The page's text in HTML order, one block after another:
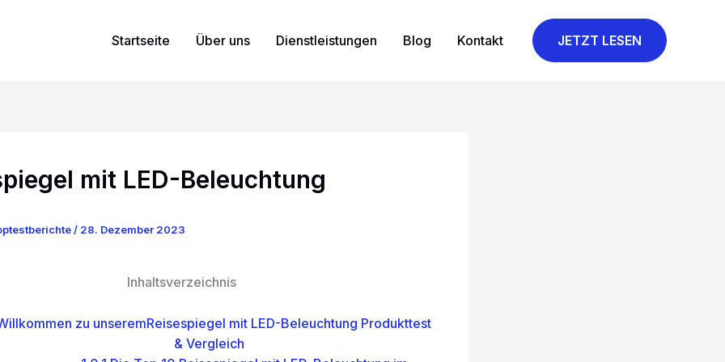
Startseite Über uns Dienstleistungen Blog Kontakt JETZT LESEN
mit LED-Beleuchtung
/ 28. Dezember 2023
Inhaltsverzeichnis
zu unseremReisespiegel mit LED-Beleuchtung Produkttest
& Vergleich